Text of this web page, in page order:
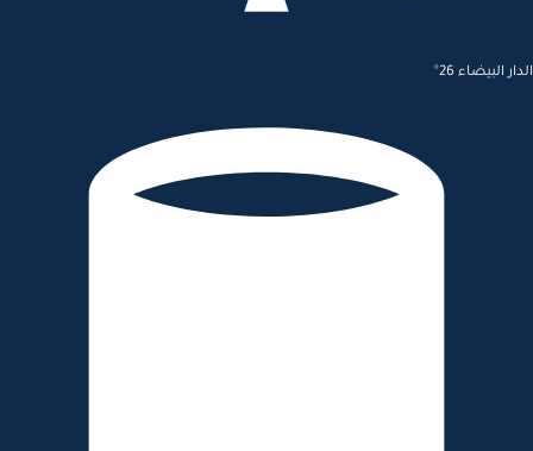
الدار البيضاء 26°